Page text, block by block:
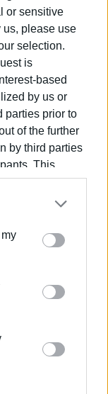
or sensitive
us, please use
selection.
is
based
by us or
parties prior to
of the further
by third parties
This
to third parties
that may
one or more
information
consent to
data for
Χάντζι Α.,
Μ.,
πολύ κοντά σε
τριών
μεταγραφικές
εντός της
Α΄ και Β΄ για